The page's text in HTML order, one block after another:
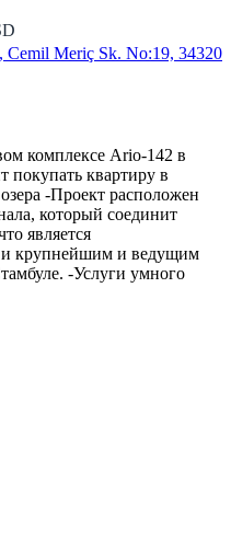
Cemil Meriç Sk. No:19, 34320
комплексе Ario-142 в
квартиру в
-Проект расположен
который соединит
является
крупнейшим и ведущим
-Услуги умного